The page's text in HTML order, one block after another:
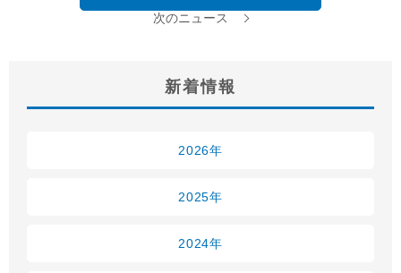
次のニュース
新着情報
2026年
2025年
2024年